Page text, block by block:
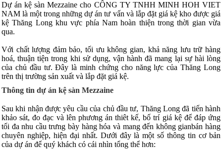
Dự án kệ sàn Mezzaine cho CÔNG TY TNHH MINH HOH VIET
NAM là một trong những dự án tư vấn và lắp đặt giá kệ kho được giá
kệ Thăng Long khu vực phía Nam hoàn thiện trong thời gian vừa
qua.
Với chất lượng đảm bảo, tối ưu không gian, khả năng lưu trữ hàng
hoá, thuận tiện trong khi sử dụng, vận hành đã mang lại sự hài lòng
của chủ đầu tư. Đây là minh chứng cho năng lực của Thăng Long
trên thị trường sản xuất và lắp đặt giá kệ.
Thông tin dự án kệ sàn Mezzaine
Sau khi nhận được yêu cầu của chủ đầu tư, Thăng Long đã tiến hành
khảo sát, đo đạc và lên phương án thiêt kế, bố trí giá kệ để đáp ứng
tối đa nhu cầu trưng bày hàng hóa và mang đến không gianbán hàng
chuyên nghiệp, hiện đại nhất. Dưới đây là một số thông tin cơ bản
của dự án để quý khách có cái nhìn tổng thể hơn: